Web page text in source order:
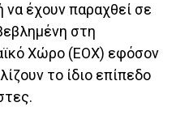
έχουν παραχθεί σε
στη
Χώρο (ΕΟΧ) εφόσον
το ίδιο επίπεδο